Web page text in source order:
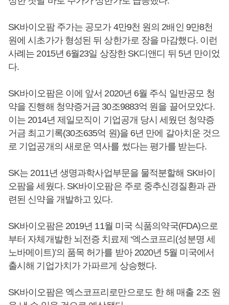
SK바이오팜 주가는 공모가 4만9천 원의 2배인 9만8천
원에 시초가가 형성된 뒤 상한가로 장을 마감했다. 이런
사례는 2015년 6월23일 상장한 SK디앤디 뒤 5년 만이었
다.
SK바이오팜은 이에 앞서 2020년 6월 주식 일반공모 청
약을 진행해 청약증거금 30조9883억 원을 끌어모았다.
이는 2014년 제일모직이 기업공개 당시 세웠던 청약증
거금 최고기록(30조635억 원)을 6년 만에 갈아치운 것으
로 기업공개의 새로운 역사를 썼다는 평가를 받는다.
SK는 2011년 생명과학사업부문을 물적분할해 SK바이
오팜을 세웠다. SK바이오팜은 주로 중추신경질환과 관
련된 신약을 개발하고 있다.
SK바이오팜은 2019년 11월 미국 식품의약국(FDA)으로
부터 자체개발한 뇌전증 치료제 ‘엑스코프리(성분명 세
노바메이트)’의 품목 허가를 받아 2020년 5월 미국에서
출시해 기업가치가 가파르게 상승했다.
SK바이오팜은 엑스코프리로만으로도 한 해 매출 2조 원